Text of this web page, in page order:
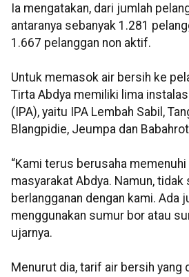
Ia mengatakan, dari jumlah
antaranya sebanyak 1.281
1.667 pelanggan non aktif.
Untuk memasok air bersih ke
Tirta Abdya memiliki lima
(IPA), yaitu IPA Lembah Sabil,
Blangpidie, Jeumpa dan
“Kami terus berusaha
masyarakat Abdya. Namun,
berlangganan dengan kami. Ada
menggunakan sumur bor atau
ujarnya.
Menurut dia, tarif air bersih yang